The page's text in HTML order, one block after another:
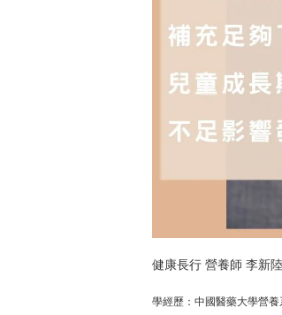
健康長行 營養師 李新
學經歷：中國醫藥大學營